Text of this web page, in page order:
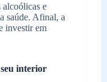
alcoólicas e
saúde. Afinal, a
investir em
seu interior